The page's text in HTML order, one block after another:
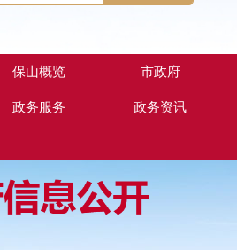
保山概览 市政府
政务服务 政务资讯